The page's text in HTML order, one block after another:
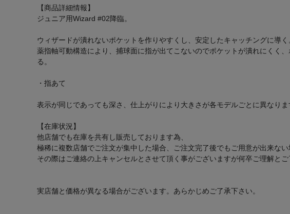
【商品詳細情報】
ジュニア用Wizard #02降臨。
ウィザードが潰れないポケットを作りやすくし、安定したキャッチングに導く
薬指軸可動構造により、捕球面に指が出てこないのでポケットが潰れにくく
る。
・指あて
表示が同じであっても深さ、仕上がりにより大きさが各モデルごとに異なりま
【在庫状況】
他店舗でも在庫を共有し販売しております為、
極稀に複数店舗でご注文が集中した場合、ご注文完了後でもご用意が出来ない
その際はご連絡の上キャンセルとさせて頂く事がございますが何卒ご理解とご
実店舗と価格が異なる場合がございます。あらかじめご了承下さい。